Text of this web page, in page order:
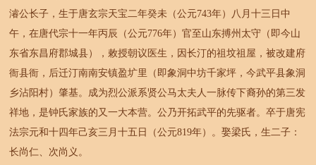
濬公长子，生于唐玄宗天宝二年癸未（公元743年）八月十三日中
午，在唐代宗十一年丙辰（公元776年）官至山东搏州太守（即今山
东省东昌府郡城县），敕授朝议医生，因长汀的祖坟祖屋，被改建府
衙县衙，后迁汀南南安镇盈圹里（即象洞中坊千家坪，今武平县象洞
乡沾阳村）肇基。成为烈公派系贤公马太夫人一脉传下裔孙的第三发
祥地，是钟氏家族的又一大本营。公乃开拓武平的先驱者。卒于唐宪
法宗元和十四年己亥三月十五日（公元819年）。娶梁氏，生二子：
长尚仁、次尚义。